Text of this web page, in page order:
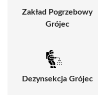
Zakład Pogrzebowy
Grójec
Dezynsekcja Grójec